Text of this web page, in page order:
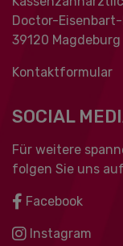
Doctor-Eisenbart-
39120 Magdeburg
Kontaktformular
SOCIAL
Für weitere
folgen Sie uns auf
Facebook
Instagram